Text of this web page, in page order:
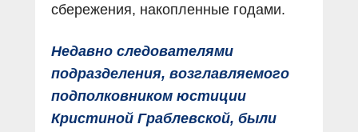
сбережения, накопленные годами.
Недавно следователями
подразделения, возглавляемого
подполковником юстиции
Кристиной Граблевской, были